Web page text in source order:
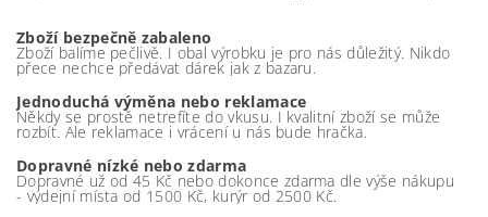
Zboží bezpečně zabaleno
Zboží balíme pečlivě. I obal výrobku je pro nás důležitý. Nikdo
přece nechce předávat dárek jak z bazaru.
Jednoduchá výměna nebo reklamace
Někdy se prostě netrefíte do vkusu. I kvalitní zboží se může
rozbít. Ale reklamace i vrácení u nás bude hračka.
Dopravné nízké nebo zdarma
Dopravné už od 45 Kč nebo dokonce zdarma dle výše nákupu
- výdejní místa od 1500 Kč, kurýr od 2500 Kč.